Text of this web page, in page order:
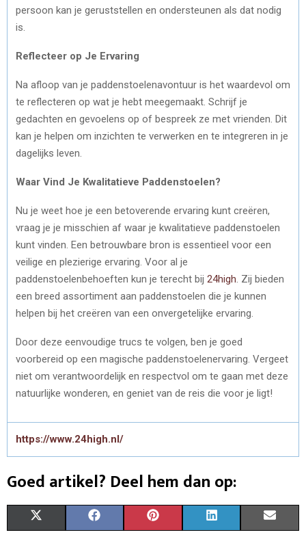
persoon kan je geruststellen en ondersteunen als dat nodig
is.
Reflecteer op Je Ervaring
Na afloop van je paddenstoelenavontuur is het waardevol om
te reflecteren op wat je hebt meegemaakt. Schrijf je
gedachten en gevoelens op of bespreek ze met vrienden. Dit
kan je helpen om inzichten te verwerken en te integreren in je
dagelijks leven.
Waar Vind Je Kwalitatieve Paddenstoelen?
Nu je weet hoe je een betoverende ervaring kunt creëren,
vraag je je misschien af waar je kwalitatieve paddenstoelen
kunt vinden. Een betrouwbare bron is essentieel voor een
veilige en plezierige ervaring. Voor al je
paddenstoelenbehoeften kun je terecht bij 24high . Zij bieden
een breed assortiment aan paddenstoelen die je kunnen
helpen bij het creëren van een onvergetelijke ervaring.
Door deze eenvoudige trucs te volgen, ben je goed
voorbereid op een magische paddenstoelenervaring. Vergeet
niet om verantwoordelijk en respectvol om te gaan met deze
natuurlijke wonderen, en geniet van de reis die voor je ligt!
https://www.24high.nl/
Goed artikel? Deel hem dan op: